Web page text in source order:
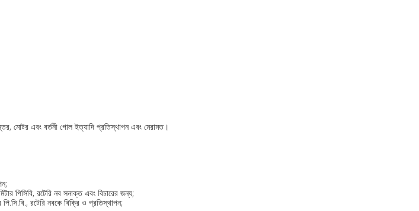
মোটর এবং বর্তনী গোল ইত্যাদি প্রতিস্থাপন এবং মেরামত।
পিসিবি, রটেরি নব সনাক্ত এবং বিচারের জন্য;
রটেরি নবকে বিক্রি ও প্রতিস্থাপন;